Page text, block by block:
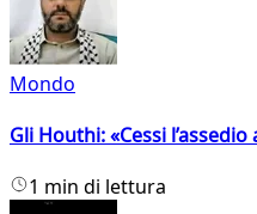
Mondo
Gli Houthi: «Cessi
1 min di lettura